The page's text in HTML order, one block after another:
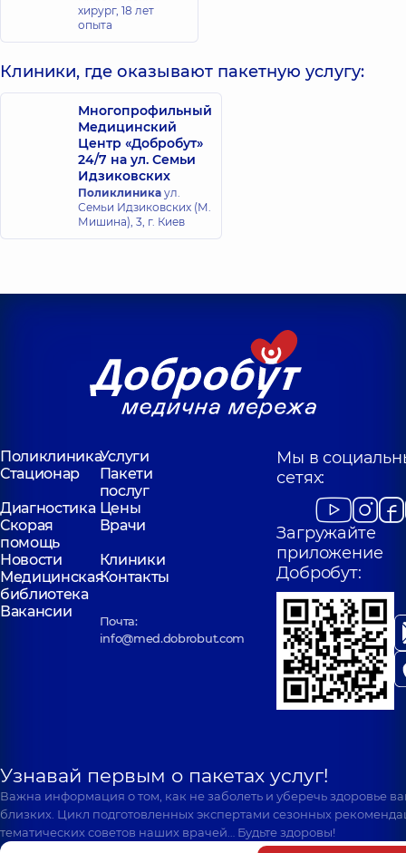
хирург, 18 лет
опыта
Клиники, где оказывают пакетную услугу:
Многопрофильный
Медицинский
Центр «Добробут»
24/7 на ул. Семьи
Идзиковских
Поликлиника ул.
Семьи Идзиковских (М.
Мишина), 3, г. Киев
ПоликлиникаУслуги
Стационар
Пакети
послуг
Диагностика Цены
Скорая
помощь
Врачи
Новости
Клиники
Медицинская
библиотека
Контакты
Вакансии
Почта:
info@med.dobrobut.com
Мы в
сетях:
Загружайте
приложение
Добробут:
Узнавай первым о пакетах услуг!
Важна информация о том, как не заболеть и уберечь здоровье
близких. Цикл подготовленных экспертами сезонных
тематических советов наших врачей… Будьте здоровы!